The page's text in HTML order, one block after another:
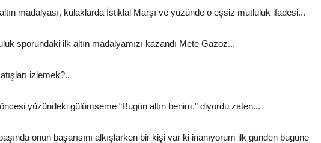
madalyası, kulaklarda İstiklal Marşı ve yüzünde o eşsiz mutluluk ifadesi...
sporundaki ilk altın madalyamızı kazandı Mete Gazoz...
izlemek?..
yüzündeki gülümseme “Bugün altın benim.” diyordu zaten...
onun başarısını alkışlarken bir kişi var ki inanıyorum ilk günden bugüne